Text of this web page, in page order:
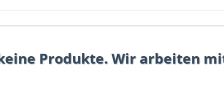
Produkte. Wir arbeiten